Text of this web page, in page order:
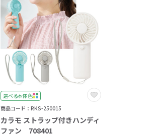
選べる本体色
商品コード：RKS-250015
カラモ ストラップ付きハンディ
ファン 708401